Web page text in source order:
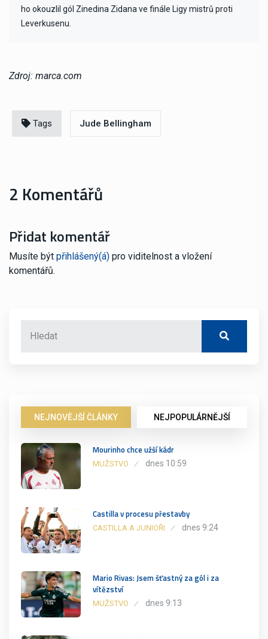
ho okouzlil gól Zinedina Zidana ve finále Ligy mistrů proti
Leverkusenu.
Zdroj: marca.com
Tags Jude Bellingham
2 Komentářů
Přidat komentář
Musíte být přihlášený(á) pro viditelnost a vložení
komentářů.
NEJNOVĚJŠÍ ČLÁNKY NEJPOPULÁRNĚJŠÍ
Mourinho chce užší kádr
MUŽSTVO dnes 10:59
Castilla v procesu přestavby
CASTILLA A JUNIOŘI dnes 9:24
Mario Rivas: Jsem šťastný za gól i za
vítězství
MUŽSTVO dnes 9:13